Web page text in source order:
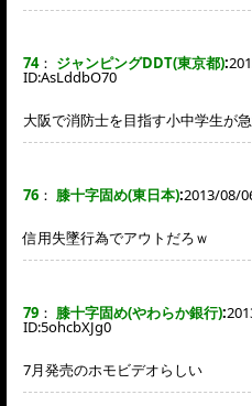
74： ジャンピングDDT(東京都):
ID:AsLddbO70
大阪で消防士を目指す小中学生が
76 ： 膝十字固め(東日本):2013/08/
信用失墜行為でアウトだろｗ
79 ： 膝十字固め(やわらか銀行):
ID:5ohcbXJg0
7月発売のホモビデオらしい